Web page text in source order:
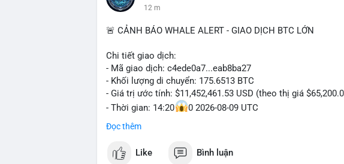
12 m
🚨 CẢNH BÁO WHALE ALERT - GIAO DỊCH BTC LỚN
Chi tiết giao dịch:
- Mã giao dịch: c4ede0a7...eab8ba27
- Khối lượng di chuyển: 175.6513 BTC
- Giá trị ước tính: $11,452,461.53 USD (theo thị giá
- Thời gian: 14:20
0 2026-08-09 UTC
Nhận định phân tích:
Khối lượng 175.65 BTC trị giá hơn 11.45 triệu USD được
một cá voi đang thực hiện hành vi chuyển dịch tài sản quy
Đọc thêm
Like Bình luận